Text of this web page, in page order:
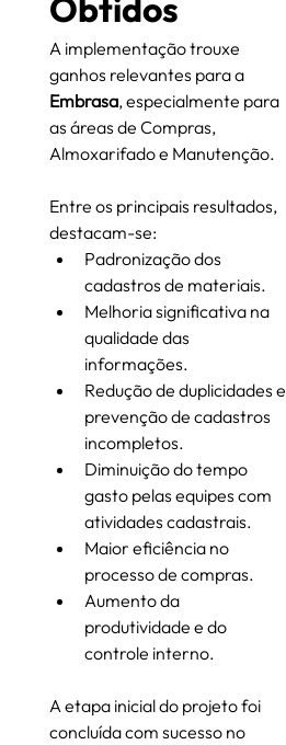
A implementação trouxe
ganhos relevantes para a
Embrasa, especialmente para
as áreas de Compras,
Almoxarifado e Manutenção.
Entre os principais resultados,
destacam-se:
Padronização dos
cadastros de materiais.
Melhoria significativa na
qualidade das
informações.
Redução de duplicidades e
prevenção de cadastros
incompletos.
Diminuição do tempo
gasto pelas equipes com
atividades cadastrais.
Maior eficiência no
processo de compras.
Aumento da
produtividade e do
controle interno.
A etapa inicial do projeto foi
concluída com sucesso no